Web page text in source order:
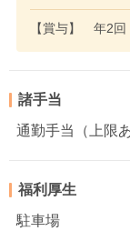
【賞与】 年2回
諸手当
通勤手当（上限
福利厚生
駐車場